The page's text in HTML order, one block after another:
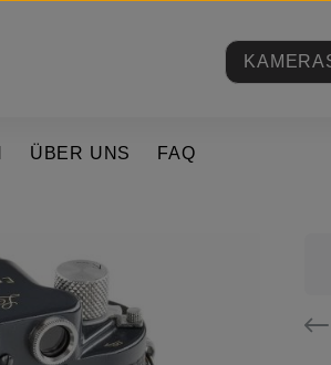
ÜBER UNS FAQ